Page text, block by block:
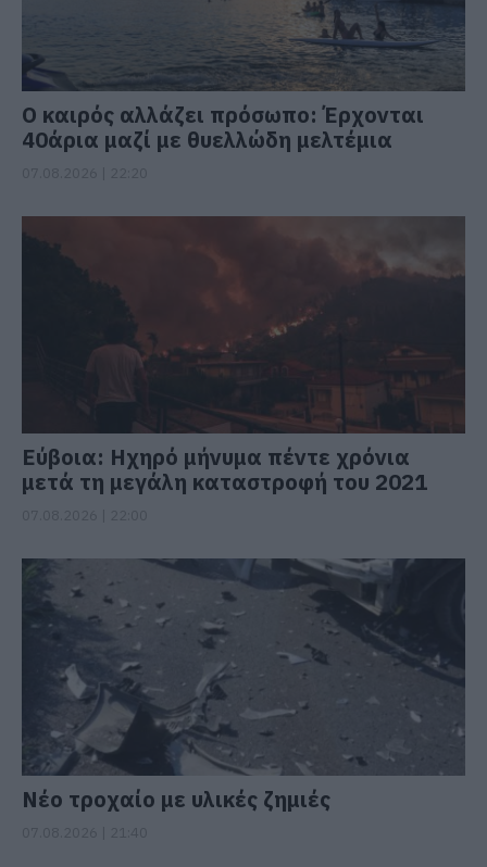
Ο καιρός αλλάζει πρόσωπο: Έρχονται
40άρια μαζί με θυελλώδη μελτέμια
Εύβοια: Ηχηρό μήνυμα πέντε χρόνια
μετά τη μεγάλη καταστροφή του 2021
Νέο τροχαίο με υλικές ζημιές